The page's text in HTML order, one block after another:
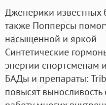
Дженерики известных
также Попперсы
насыщенной и яркой
Синтетические
энергии спортсменам
БАДы и препараты:
повысят